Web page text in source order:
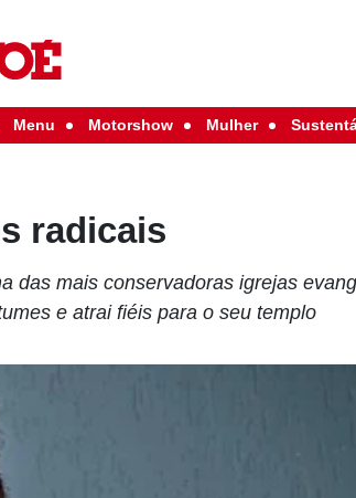
Menu Motorshow Mulher
radicais
das mais conservadoras igrejas
e atrai fiéis para o seu templo